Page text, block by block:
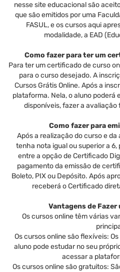
nesse site educacional são
que são emitidos por uma
FASUL, e os cursos aqui
modalidade, a EAD
Como fazer para ter um
Para ter um certificado de curso
para o curso desejado. A
Cursos Grátis Online. Após a
plataforma. Nela, o aluno poderá
disponíveis, fazer a
Como fazer para
Após a realização do curso e
tenha nota igual ou superior a
entre a opção de Certificado
pagamento da emissão de
Boleto, PIX ou Depósito. Após
receberá o Certificado
Vantagens de Fazer
Os cursos online têm várias
Os cursos online são flexíveis:
aluno pode estudar no seu
acessar a
Os cursos online são gratuitos: